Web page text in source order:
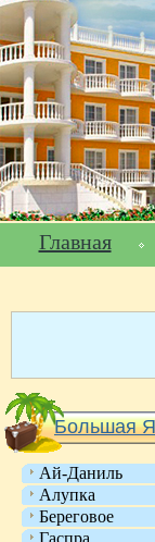
Главная
Большая
Ай-Даниль
Алупка
Береговое
Гаспра